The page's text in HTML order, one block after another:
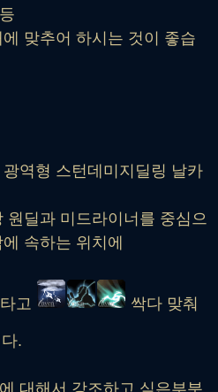
등
맞추어 하시는 것이 좋습
역형 스턴데미지딜링 날카
원딜과 미드라이너를 중심으
속하는 위치에
고 싹다 맞춰
.
대해서 강조하고 싶은부분